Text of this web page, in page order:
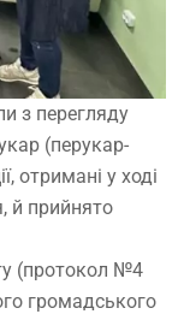
з перегляду
(перукар-
отримані у ході
й прийнято
(протокол №4
громадського